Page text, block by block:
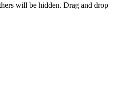
will be hidden. Drag and drop